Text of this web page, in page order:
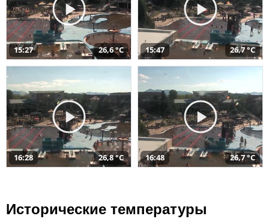
15:27 26,6 °C 15:47 26,7 °C
16:28 26,8 °C 16:48 26,7 °C
Исторические температуры